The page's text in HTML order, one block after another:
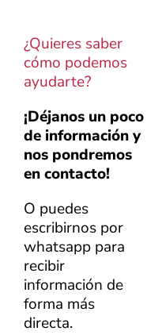
¿Quieres saber
cómo podemos
ayudarte?
¡Déjanos un poco
de información y
nos pondremos
en contacto!
O puedes
escribirnos por
whatsapp para
recibir
información de
forma más
directa.